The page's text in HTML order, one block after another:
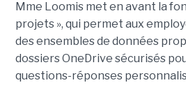
Mme Loomis met en avant la
projets », qui permet aux
des ensembles de données
dossiers OneDrive sécurisés
questions-réponses